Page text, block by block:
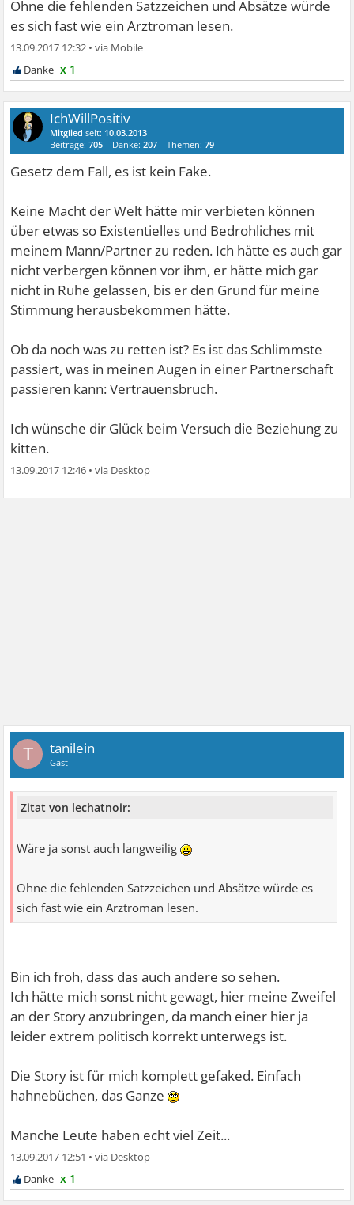
Ohne die fehlenden Satzzeichen und Absätze würde
es sich fast wie ein Arztroman lesen.
13.09.2017 12:32 •
x 1
IchWillPositiv
Mitglied seit: 10.03.2013
Beiträge:705 Danke:207 Themen:79
Gesetz dem Fall, es ist kein Fake.
Keine Macht der Welt hätte mir verbieten können
über etwas so Existentielles und Bedrohliches mit
meinem Mann/Partner zu reden. Ich hätte es auch gar
nicht verbergen können vor ihm, er hätte mich gar
nicht in Ruhe gelassen, bis er den Grund für meine
Stimmung herausbekommen hätte.
Ob da noch was zu retten ist? Es ist das Schlimmste
passiert, was in meinen Augen in einer Partnerschaft
passieren kann: Vertrauensbruch.
Ich wünsche dir Glück beim Versuch die Beziehung zu
kitten.
13.09.2017 12:46 •
T tanilein
Gast
Zitat von lechatnoir:
Wäre ja sonst auch langweilig
Ohne die fehlenden Satzzeichen und Absätze würde es
sich fast wie ein Arztroman lesen.
Bin ich froh, dass das auch andere so sehen.
Ich hätte mich sonst nicht gewagt, hier meine Zweifel
an der Story anzubringen, da manch einer hier ja
leider extrem politisch korrekt unterwegs ist.
Die Story ist für mich komplett gefaked. Einfach
hahnebüchen, das Ganze
Manche Leute haben echt viel Zeit...
13.09.2017 12:51 •
x 1